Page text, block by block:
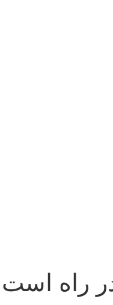
راه است